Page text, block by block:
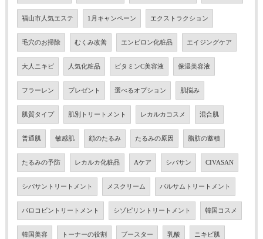
福山市人気エステ 1月キャンペーン エクストラクション
毛穴のお掃除 むくみ改善 エンビロン化粧品 エイジングケア
大人ニキビ 人気化粧品 ビタミンC美容液 保湿美容液
フラーレン プレゼント 選べるオプション 肌悩み
肌質タイプ 肌別トリートメント レカルカコスメ 混合肌
普通肌 敏感肌 顔のたるみ たるみの原因 脂肪の蓄積
たるみの予防 レカルカ化粧品 Aケア シバサン CIVASAN
シバサントリートメント メスクリーム バルサムトリートメント
バロコビントリートメント シゾピリントリートメント 韓国コスメ
韓国美容 トーナーの役割 ブースター 乳酸 ニキビ肌